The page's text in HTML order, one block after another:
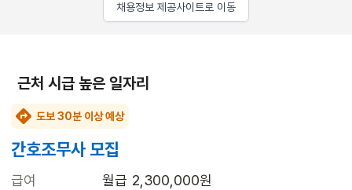
채용정보 제공사이트로 이동
근처 시급 높은 일자리
도보 30분 이상 예상
간호조무사 모집
급여
월급 2,300,000원